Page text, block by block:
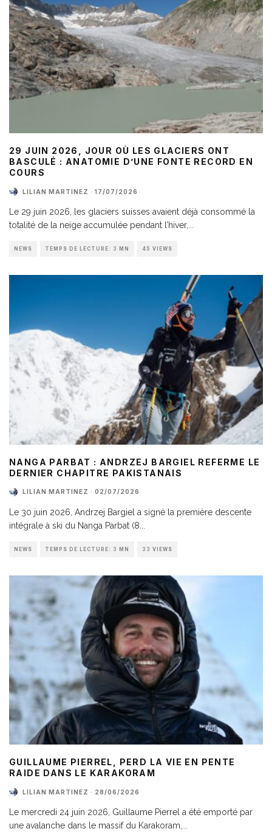
29 JUIN 2026, JOUR OÙ LES GLACIERS ONT
BASCULÉ : ANATOMIE D’UNE FONTE RECORD EN
COURS
LILIAN MARTINEZ · 17/07/2026
Le 29 juin 2026, les glaciers suisses avaient déjà consommé la
totalité de la neige accumulée pendant l’hiver,
NEWS TEMPS DE LECTURE: 3 MN 45 VIEWS
NANGA PARBAT : ANDRZEJ BARGIEL REFERME LE
DERNIER CHAPITRE PAKISTANAIS
LILIAN MARTINEZ · 02/07/2026
Le 30 juin 2026, Andrzej Bargiel a signé la première descente
intégrale à ski du Nanga Parbat (8
NEWS TEMPS DE LECTURE: 3 MN 33 VIEWS
GUILLAUME PIERREL, PERD LA VIE EN PENTE
RAIDE DANS LE KARAKORAM
LILIAN MARTINEZ · 28/06/2026
Le mercredi 24 juin 2026, Guillaume Pierrel a été emporté par
une avalanche dans le massif du Karakoram,...